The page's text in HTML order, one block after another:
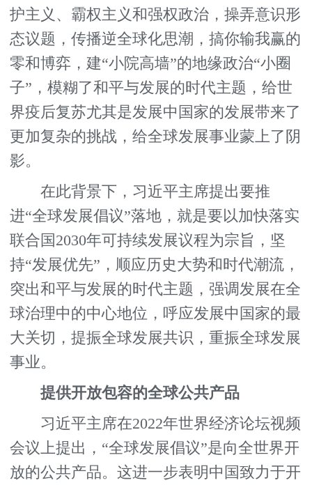
护主义、霸权主义和强权政治，操弄意识形
态议题，传播逆全球化思潮，搞你输我赢的
零和博弈，建“小院高墙”的地缘政治“小圈
子”，模糊了和平与发展的时代主题，给世
界疫后复苏尤其是发展中国家的发展带来了
更加复杂的挑战，给全球发展事业蒙上了阴
影。
在此背景下，习近平主席提出要推
进“全球发展倡议”落地，就是要以加快落实
联合国2030年可持续发展议程为宗旨，坚
持“发展优先”，顺应历史大势和时代潮流，
突出和平与发展的时代主题，强调发展在全
球治理中的中心地位，呼应发展中国家的最
大关切，提振全球发展共识，重振全球发展
事业。
提供开放包容的全球公共产品
习近平主席在2022年世界经济论坛视频
会议上提出，“全球发展倡议”是向全世界开
放的公共产品。这进一步表明中国致力于开